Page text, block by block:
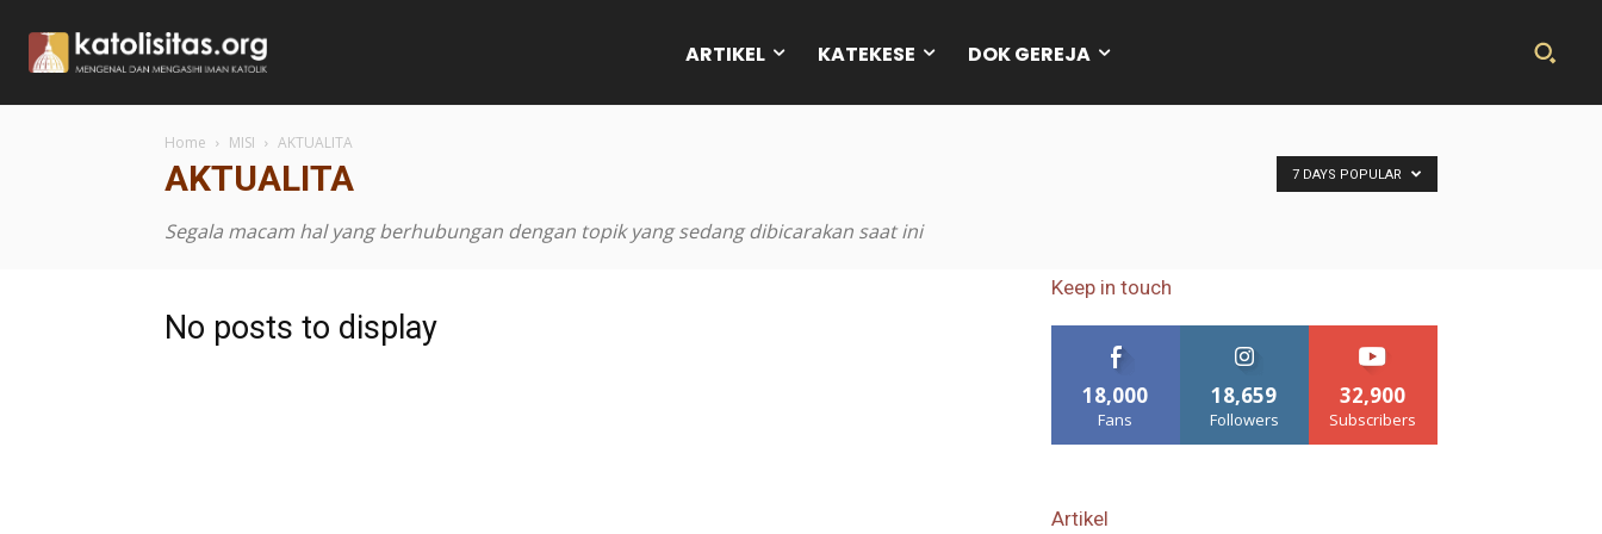
ARTIKEL KATEKESE DOK GEREJA
Home MISI AKTUALITA
AKTUALITA
Segala macam hal yang berhubungan dengan topik yang sedang dibicarakan saat ini
7 DAYS POPULAR
No posts to display
Keep in touch
18,000
Fans
18,659
Followers
32,900
Subscribers
Artikel